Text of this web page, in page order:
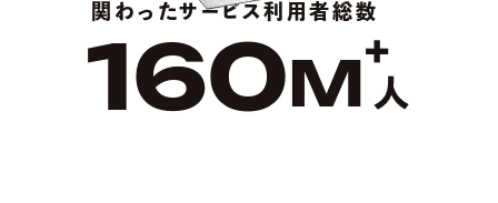
関わったサービス利用者総数
160M+
人